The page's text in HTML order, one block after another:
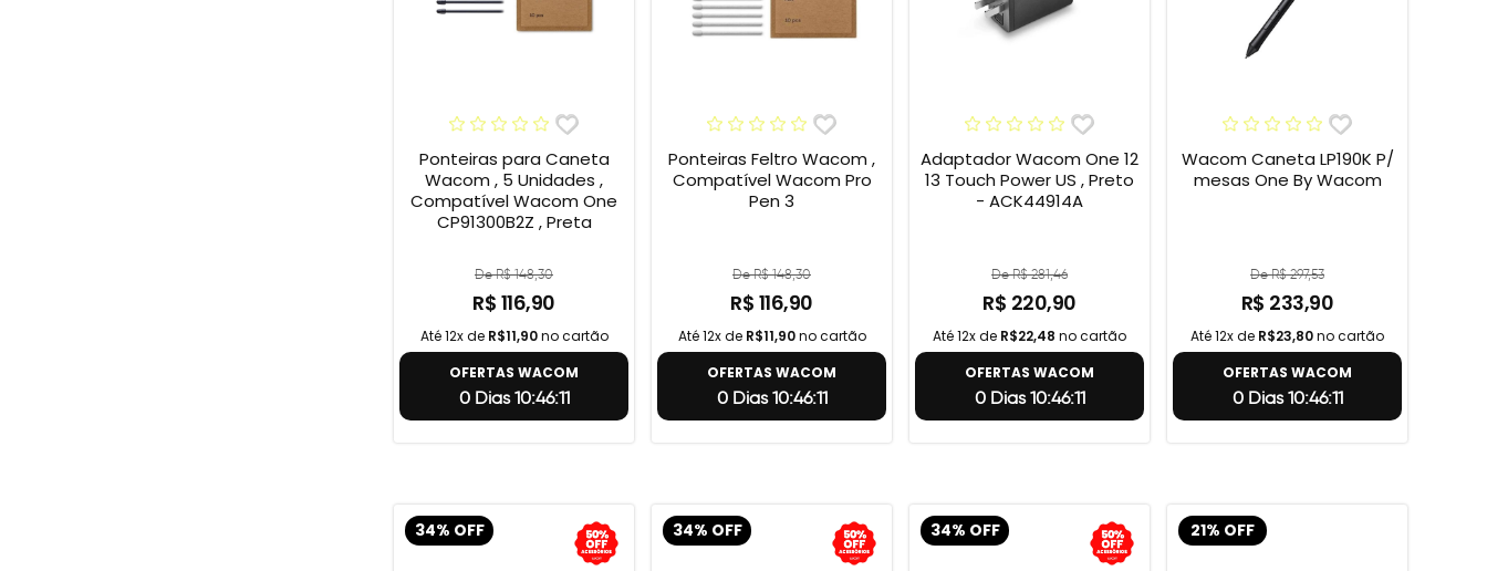
Ponteiras para Caneta
Wacom , 5 Unidades ,
Compatível Wacom One
CP91300B2Z , Preta
De R$ 148,30
R$ 116,90
Até 12x de R$11,90no cartão
OFERTAS WACOM
0 Dias 10:46:10
Ponteiras Feltro Wacom ,
Compatível Wacom Pro
Pen 3
De R$ 148,30
R$ 116,90
Até 12x de R$11,90no cartão
OFERTAS WACOM
0 Dias 10:46:10
Adaptador Wacom One 12
13 Touch Power US , Preto
- ACK44914A
De R$ 281,46
R$ 220,90
Até 12x de R$22,48 no cartão
OFERTAS WACOM
0 Dias 10:46:10
Wacom Caneta LP190K P/
mesas One By Wacom
De R$ 297,53
R$ 233,90
Até 12x de R$23,80no cartão
OFERTAS WACOM
0 Dias 10:46:10
34% OFF 34% OFF 34% OFF 21% OFF